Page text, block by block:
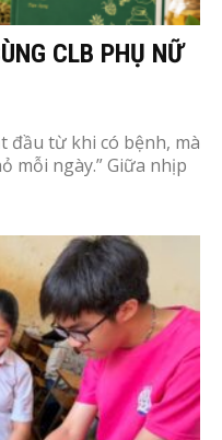
CLB PHỤ NỮ
đầu từ khi có bệnh, mà
mỗi ngày.” Giữa nhịp